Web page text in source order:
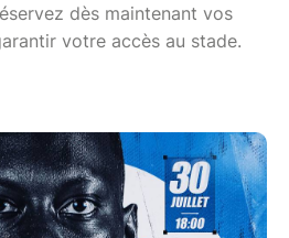
dès maintenant vos
votre accès au stade.